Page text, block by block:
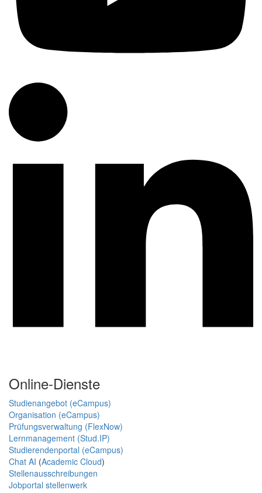
Online-Dienste
Studienangebot (eCampus)
Organisation (eCampus)
Prüfungsverwaltung (FlexNow)
Lernmanagement (Stud.IP)
Studierendenportal (eCampus)
Chat AI (Academic Cloud)
Stellenausschreibungen
Jobportal stellenwerk